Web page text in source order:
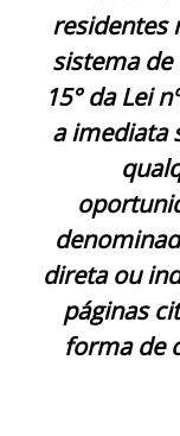
residentes
sistema
15° da Lei
a imediata
direta ou
páginas
forma de